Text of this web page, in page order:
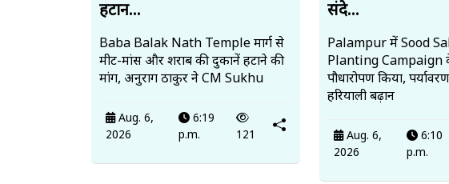
हटान...
Baba Balak Nath Temple मार्ग से
मीट-मांस और शराब की दुकानें हटाने की
मांग, अनुराग ठाकुर ने CM Sukhu
Aug. 6,
2026
6:19
p.m.
121
संदे...
Palampur में Sood
Planting Campaign
पौधारोपण किया,
हरियाली बढ़ान
Aug. 6,
2026
6:10
p.m.